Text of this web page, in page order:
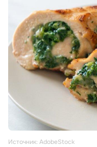
Источник: AdobeStock